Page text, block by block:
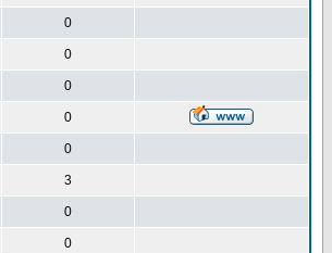
0
0
0
0
0
3
0
0